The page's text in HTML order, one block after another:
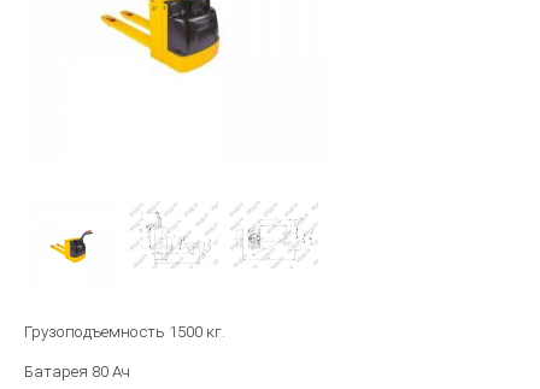
Грузоподъемность 1500 кг.
Батарея 80 Ач